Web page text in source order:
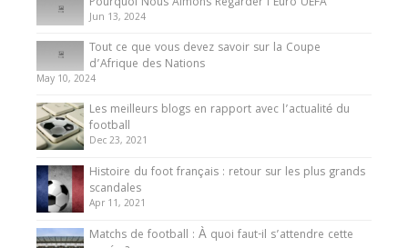
Jun 13, 2024
Tout ce que vous devez savoir sur la Coupe
d’Afrique des Nations
May 10, 2024
Les meilleurs blogs en rapport avec l’actualité du
football
Dec 23, 2021
Histoire du foot français : retour sur les plus grands
scandales
Apr 11, 2021
Matchs de football : À quoi faut-il s’attendre cette